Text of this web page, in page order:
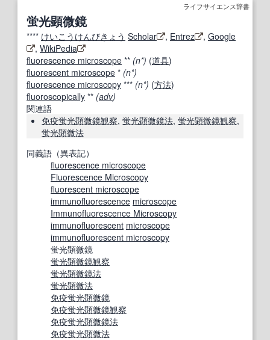
ライフサイエンス辞書
蛍光顕微鏡
**** けいこうけんびきょう Scholar , Entrez , Google
, WikiPedia
fluorescence microscope ** (n*) (道具)
fluorescent microscope * (n*)
fluorescence microscopy *** (n*) (方法)
fluoroscopically ** (adv)
関連語
免疫蛍光顕微鏡観察, 蛍光顕微鏡法, 蛍光顕微鏡観察,
蛍光顕微法
同義語（異表記）
fluorescence microscope
Fluorescence Microscopy
fluorescent microscope
immunofluorescence microscope
Immunofluorescence Microscopy
immunofluorescent microscope
immunofluorescent microscopy
蛍光顕微鏡
蛍光顕微鏡観察
蛍光顕微鏡法
蛍光顕微法
免疫蛍光顕微鏡
免疫蛍光顕微鏡観察
免疫蛍光顕微鏡法
免疫蛍光顕微法